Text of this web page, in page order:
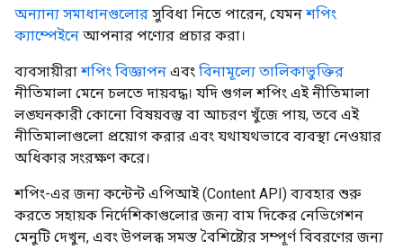
অন্যান্য সমাধানগুলোর সুবিধা নিতে পারেন, যেমনশপিং
ক্যাম্পেইনে আপনার পণ্যের প্রচার করা।
ব্যবসায়ীরাশপিং বিজ্ঞাপন এবং বিনামূল্যে তালিকাভুক্তির
নীতিমালা মেনে চলতে দায়বদ্ধ। যদি গুগল শপিং এই নীতিমালা
লঙ্ঘনকারী কোনো বিষয়বস্তু বা আচরণ খুঁজে পায়, তবে এই
নীতিমালাগুলো প্রয়োগ করার এবং যথাযথভাবে ব্যবস্থা নেওয়ার
অধিকার সংরক্ষণ করে।
শপিং-এর জন্য কন্টেন্ট এপিআই (Content API) ব্যবহার শুরু
করতে সহায়ক নির্দেশিকাগুলোর জন্য বাম দিকের নেভিগেশন
মেনুটি দেখুন, এবং উপলব্ধ সমস্ত বৈশিষ্ট্যের সম্পূর্ণ বিবরণের জন্য